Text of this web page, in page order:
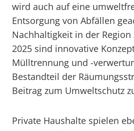
wird auch auf eine
Entsorgung von Abfällen
Nachhaltigkeit in der
2025 sind innovative
Mülltrennung und -
Bestandteil der
Beitrag zum Umweltschutz
Private Haushalte spielen